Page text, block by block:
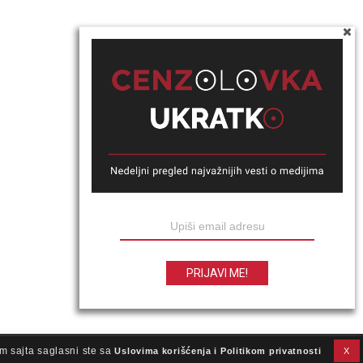
sajta saglasni ste saUslovima korišćenja i Politikom privatnosti X